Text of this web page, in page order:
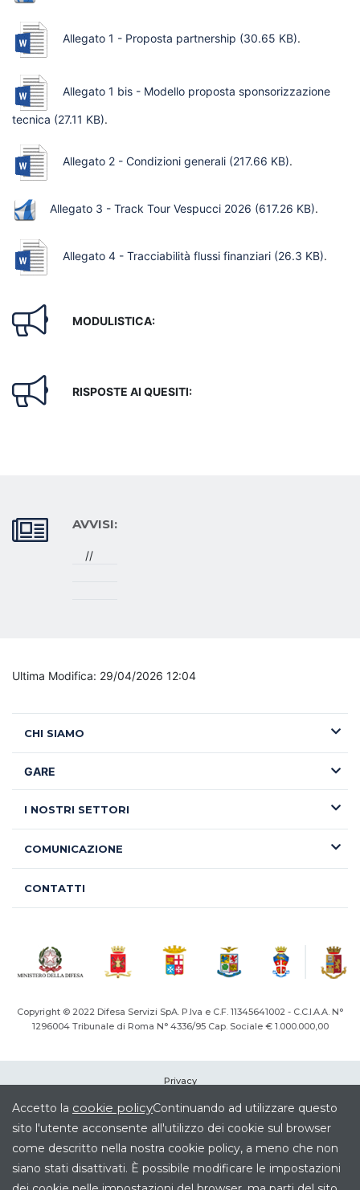
Allegato 1 - Proposta partnership (30.65 KB).
Allegato 1 bis - Modello proposta sponsorizzazione
tecnica (27.11 KB).
Allegato 2 - Condizioni generali (217.66 KB).
Allegato 3 - Track Tour Vespucci 2026 (617.26 KB).
Allegato 4 - Tracciabilità flussi finanziari (26.3 KB).
MODULISTICA:
RISPOSTE AI QUESITI:
AVVISI:
//
Ultima Modifica: 29/04/2026 12:04
CHI SIAMO
GARE
I NOSTRI SETTORI
COMUNICAZIONE
CONTATTI
Copyright © 2022 Difesa Servizi SpA. P.Iva e C.F. 11345641002 - C.C.I.A.A. N°
1296004Tribunale di Roma N° 4336/95 Cap. Sociale € 1.000.000,00
Privacy
Cookie
Note legali
Società Trasparente
Elenco siti tematici
Credits
Accetto la cookie policyContinuando ad utilizzare questo
sito l'utente acconsente all'utilizzo dei cookie sul browser
come descritto nella nostra cookie policy, a meno che non
siano stati disattivati. È possibile modificare le impostazioni